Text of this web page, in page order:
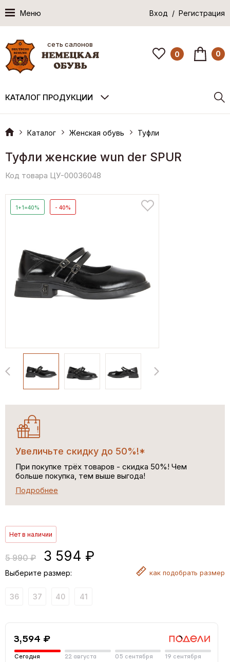
Меню Вход / Регистрация
сеть салонов
0 0
КАТАЛОГ ПРОДУКЦИИ
Каталог Женская обувь Туфли
Туфли женские wun der SPUR
Код товара ЦУ-00036048
1+1=40% - 40%
Увеличьте скидку до 50%!*
При покупке трёх товаров - скидка 50%! Чем
больше покупка, тем выше выгода!
Подробнее
Нет в наличии
5 990 ₽ 3 594 ₽
Выберите размер: как подобрать размер
36 37 40 41
3,594 ₽
Сегодня 22 августа 05 сентября 19 сентября